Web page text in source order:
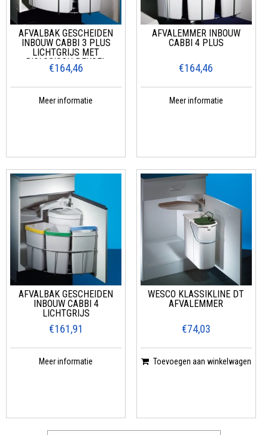
AFVALBAK GESCHEIDEN
INBOUW CABBI 3 PLUS
LICHTGRIJS MET
BIOLOGISCH DEKSEL
€164,46
Meer informatie
AFVALEMMER INBOUW
CABBI 4 PLUS
€164,46
Meer informatie
AFVALBAK GESCHEIDEN
INBOUW CABBI 4
LICHTGRIJS
€161,91
Meer informatie
WESCO KLASSIKLINE DT
AFVALEMMER
€74,03
Toevoegen aan winkelwagen